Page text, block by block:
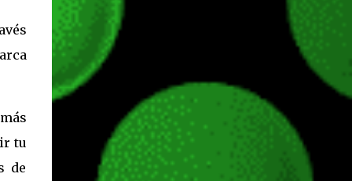
tu
de
elementos de la interfaz, incluyendo las
trayectorias de lanzamiento de granadas y
el resaltado de objetos interactivos, además
de desactivar automáticamente los sonidos
asociados cuando la interfaz está oculta.
También se añaden los llamados
"Parámetros Ghost" , que permiten activar
la recarga táctica, limitar el número de
armas ...